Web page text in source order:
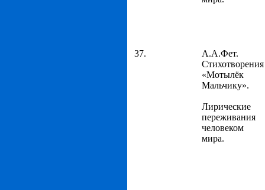
37.
А.А.Фет.
Стихотворения
«Мотылёк
Мальчику».
Лирические
переживания
человеком
мира.